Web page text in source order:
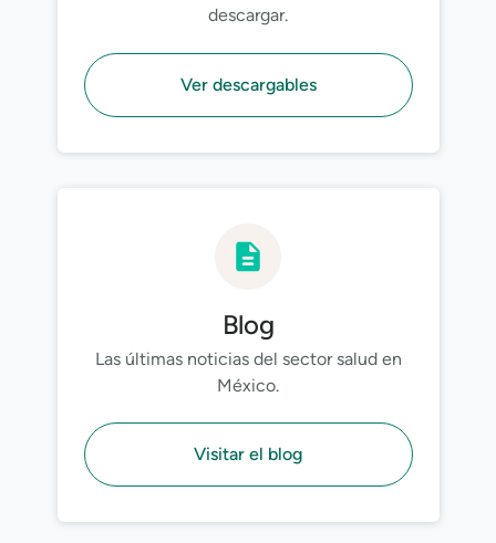
descargar.
Ver descargables
Blog
Las últimas noticias del sector salud en
México.
Visitar el blog